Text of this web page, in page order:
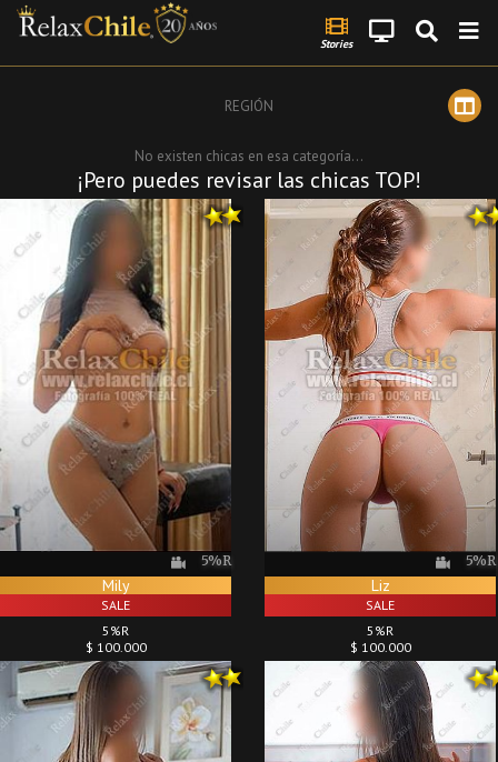
Stories
REGIÓN
No existen chicas en esa categoría...
¡Pero puedes revisar las chicas TOP!
5%R
Mily
SALE
5%R
$ 100.000
5%R
Liz
SALE
5%R
$ 100.000